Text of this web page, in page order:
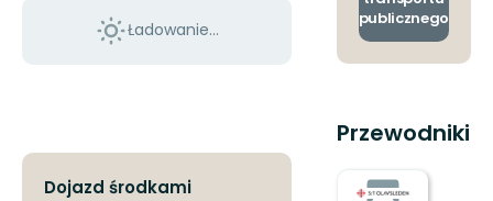
Ładowanie...
Dojazd środkami
publicznego
Przewodniki